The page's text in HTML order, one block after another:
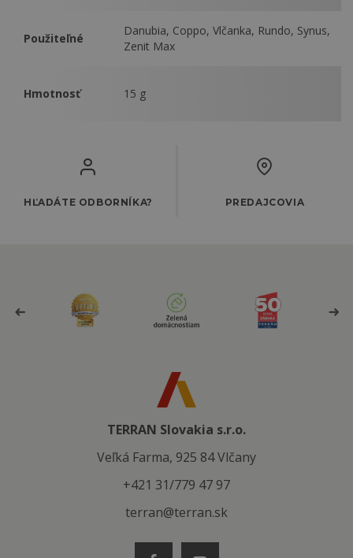
Použiteľné
Danubia, Coppo, Vlčanka, Rundo, Synus,
Zenit Max
Hmotnosť 15 g
HĽADÁTE ODBORNÍKA? PREDAJCOVIA
TERRAN Slovakia s.r.o.
Veľká Farma, 925 84 Vlčany
+421 31/779 47 97
terran@terran.sk